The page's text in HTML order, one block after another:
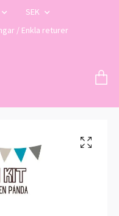
SEK
/ Enkla returer